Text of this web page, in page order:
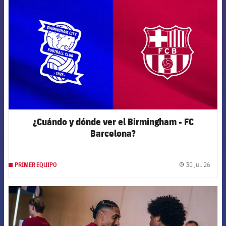
¿Cuándo y dónde ver el Birmingham - FC
Barcelona?
PRIMER EQUIPO 30 jul. 26